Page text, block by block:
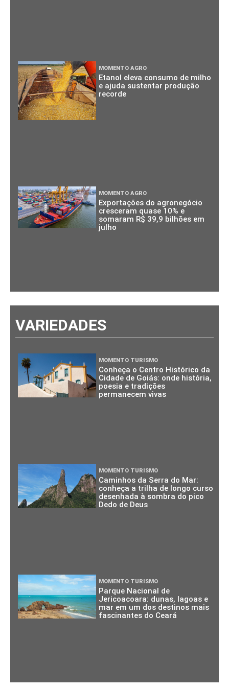
MOMENTO AGRO
Etanol eleva consumo de milho
e ajuda sustentar produção
recorde
MOMENTO AGRO
Exportações do agronegócio
cresceram quase 10% e
somaram R$ 39,9 bilhões em
julho
VARIEDADES
MOMENTO TURISMO
Conheça o Centro Histórico da
Cidade de Goiás: onde história,
poesia e tradições
permanecem vivas
MOMENTO TURISMO
Caminhos da Serra do Mar:
conheça a trilha de longo curso
desenhada à sombra do pico
Dedo de Deus
MOMENTO TURISMO
Parque Nacional de
Jericoacoara: dunas, lagoas e
mar em um dos destinos mais
fascinantes do Ceará